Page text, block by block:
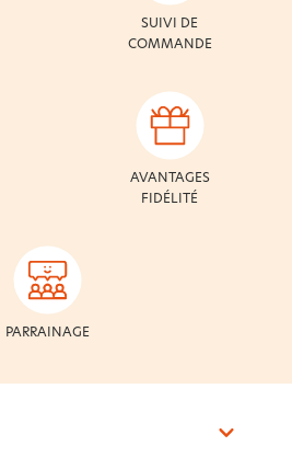
SUIVI DE
COMMANDE
AVANTAGES
FIDÉLITÉ
PARRAINAGE